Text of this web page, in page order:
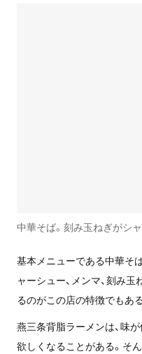
中華そば。刻み玉ねぎがシ
基本メニューである中華そ
ャーシュー、メンマ、刻み
るのがこの店の特徴でもある
燕三条背脂ラーメンは、味
欲しくなることがある。そ